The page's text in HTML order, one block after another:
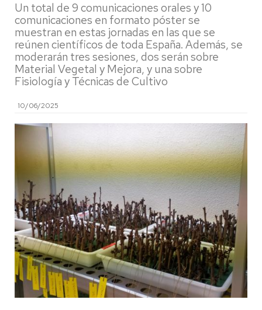
Un total de 9 comunicaciones orales y 10
comunicaciones en formato póster se
muestran en estas jornadas en las que se
reúnen científicos de toda España. Además, se
moderarán tres sesiones, dos serán sobre
Material Vegetal y Mejora, y una sobre
Fisiología y Técnicas de Cultivo
10/06/2025